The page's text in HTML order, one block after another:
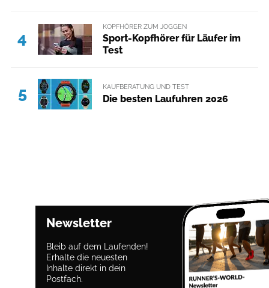
4
KOPFHÖRER ZUM JOGGEN
Sport-Kopfhörer für Läufer im
Test
5 KAUFBERATUNG UND TEST
Die besten Laufuhren 2026
Newsletter
Bleib auf dem Laufenden!
Erhalte die neuesten
Inhalte direkt in dein
Postfach.